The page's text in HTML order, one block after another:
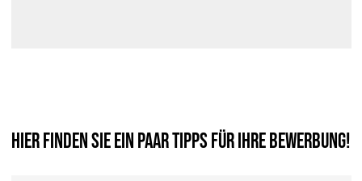
Hier finden Sie ein paar Tipps für Ihre Bewerbung!